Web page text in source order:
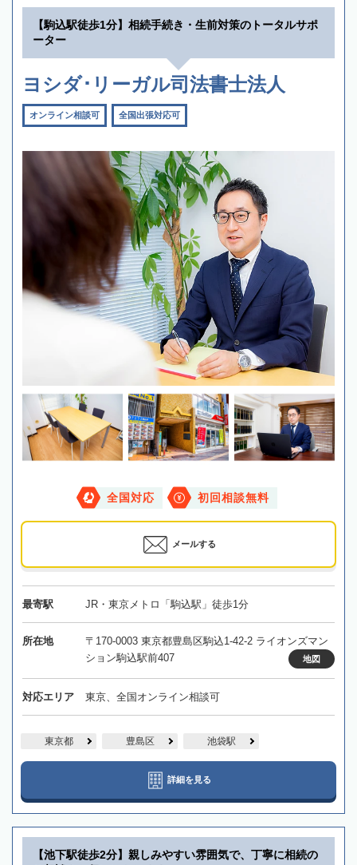
【駒込駅徒歩1分】相続手続き・生前対策のトータルサポ
ーター
ヨシダ･リーガル司法書士法人
オンライン相談可 全国出張対応可
全国対応 初回相談無料
メールする
最寄駅 JR・東京メトロ「駒込駅」徒歩1分
所在地
〒170-0003 東京都豊島区駒込1-42-2 ライオンズマン
ション駒込駅前407
地図
対応エリア 東京、全国オンライン相談可
東京都 豊島区 池袋駅
詳細を見る
【池下駅徒歩2分】親しみやすい雰囲気で、丁寧に相続の